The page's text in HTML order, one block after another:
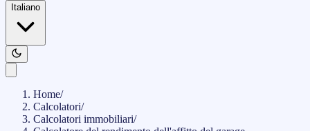
Italiano
Home/
Calcolatori/
Calcolatori immobiliari/